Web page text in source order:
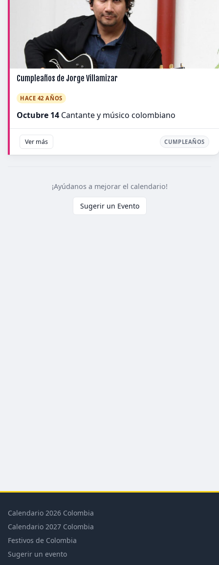
Cumpleaños de Jorge Villamizar
HACE 42 AÑOS
Octubre 14 Cantante y músico colombiano
Ver más CUMPLEAÑOS
¡Ayúdanos a mejorar el calendario!
Sugerir un Evento
Calendario 2026 Colombia
Calendario 2027 Colombia
Festivos de Colombia
Sugerir un evento